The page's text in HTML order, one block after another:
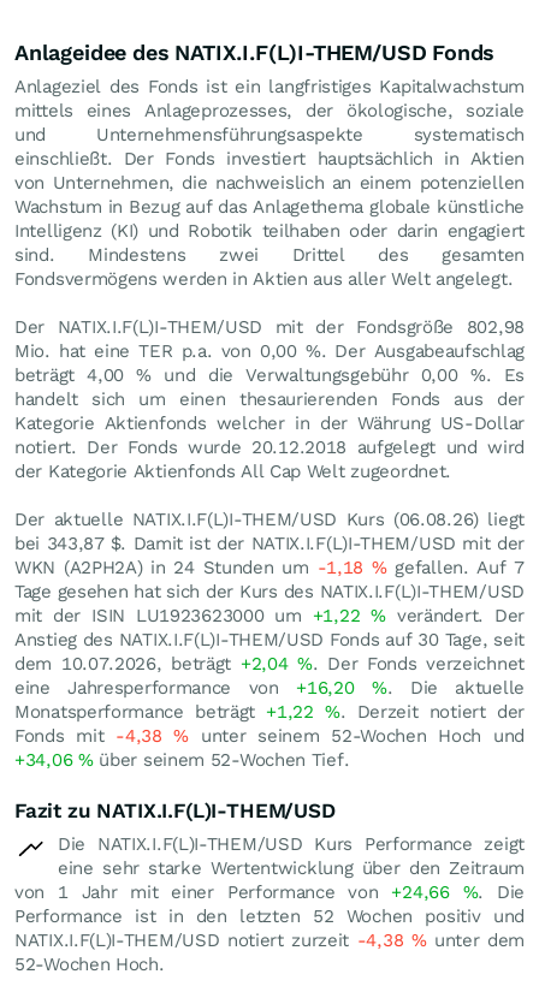
Anlageidee des NATIX.I.F(L)I-THEM/USD Fonds
Anlageziel des Fonds ist ein langfristiges Kapitalwachstum
mittels eines Anlageprozesses, der ökologische, soziale
und Unternehmensführungsaspekte systematisch
einschließt. Der Fonds investiert hauptsächlich in Aktien
von Unternehmen, die nachweislich an einem potenziellen
Wachstum in Bezug auf das Anlagethema globale künstliche
Intelligenz (KI) und Robotik teilhaben oder darin engagiert
sind. Mindestens zwei Drittel des gesamten
Fondsvermögens werden in Aktien aus aller Welt angelegt.
Der NATIX.I.F(L)I-THEM/USD mit der Fondsgröße 802,98
Mio. hat eine TER p.a. von 0,00 %. Der Ausgabeaufschlag
beträgt 4,00 % und die Verwaltungsgebühr 0,00 %. Es
handelt sich um einen thesaurierenden Fonds aus der
Kategorie Aktienfonds welcher in der Währung US-Dollar
notiert. Der Fonds wurde 20.12.2018 aufgelegt und wird
der Kategorie Aktienfonds All Cap Welt zugeordnet.
Der aktuelle NATIX.I.F(L)I-THEM/USD Kurs (06.08.26) liegt
bei 343,87 $. Damit ist der NATIX.I.F(L)I-THEM/USD mit der
WKN (A2PH2A) in 24 Stunden um -1,18 %gefallen. Auf 7
Tage gesehen hat sich der Kurs des NATIX.I.F(L)I-THEM/USD
mit der ISIN LU1923623000 um +1,22%verändert. Der
Anstieg des NATIX.I.F(L)I-THEM/USD Fonds auf 30 Tage, seit
dem 10.07.2026, beträgt +2,04%. Der Fonds verzeichnet
eine Jahresperformance von +16,20 %. Die aktuelle
Monatsperformance beträgt +1,22 %. Derzeit notiert der
Fonds mit -4,38% unter seinem 52-Wochen Hoch und
+34,06 %über seinem 52-Wochen Tief.
Fazit zu NATIX.I.F(L)I-THEM/USD
Die NATIX.I.F(L)I-THEM/USD Kurs Performance zeigt
eine sehr starke Wertentwicklung über den Zeitraum
von 1 Jahr mit einer Performance von +24,66 %. Die
Performance ist in den letzten 52 Wochen positiv und
NATIX.I.F(L)I-THEM/USD notiert zurzeit -4,38 %unter dem
52-Wochen Hoch.